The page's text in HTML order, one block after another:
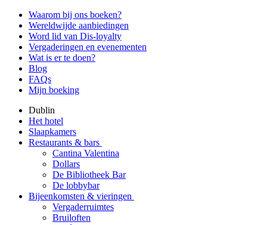
Waarom bij ons boeken?
Wereldwijde aanbiedingen
Word lid van Dis-loyalty
Vergaderingen en evenementen
Wat is er te doen?
Blog
FAQs
Mijn boeking
Dublin
Het hotel
Slaapkamers
Restaurants & bars
Cantina Valentina
Dollars
De Bibliotheek Bar
De lobbybar
Bijeenkomsten & vieringen
Vergaderruimtes
Bruiloften